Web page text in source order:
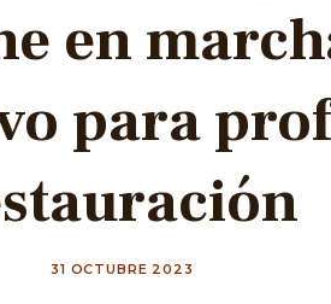
en
para
31 OCTUBRE 2023